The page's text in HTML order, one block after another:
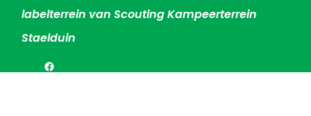
labelterrein van Scouting Kampeerterrein
Staelduin
Facebook